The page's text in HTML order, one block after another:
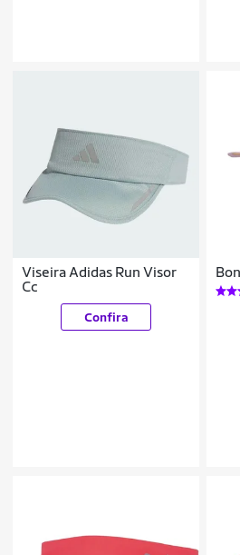
Viseira Adidas Run Visor
Cc
Confira